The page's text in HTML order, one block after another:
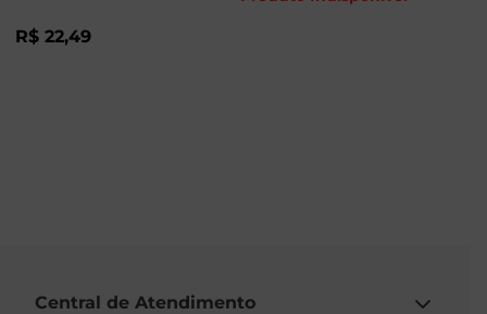
R$ 22,49
Central de Atendimento